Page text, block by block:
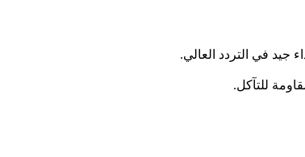
جيد في التردد العالي.